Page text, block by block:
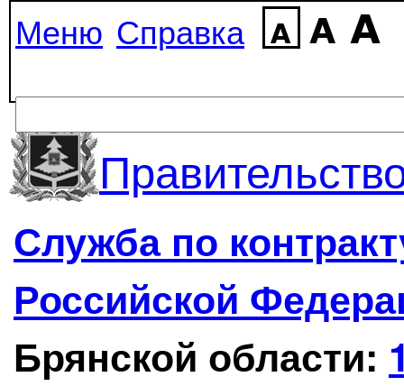
Меню Справка
Служба по
Российской
Брянской области: